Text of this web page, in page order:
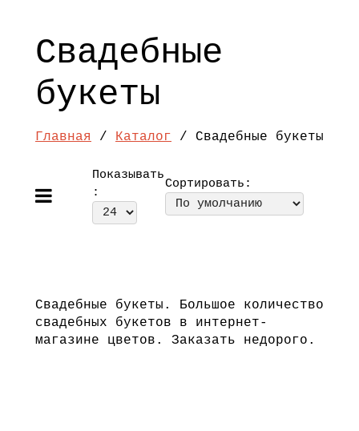
Свадебные
букеты
Главная / Каталог / Свадебные букеты
Показывать
:
Сортировать:
Свадебные букеты. Большое количество
свадебных букетов в интернет-
магазине цветов. Заказать недорого.